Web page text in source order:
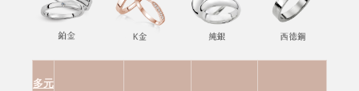
多元